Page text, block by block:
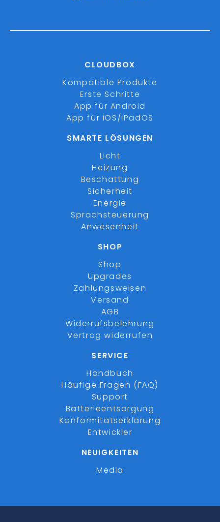
CLOUDBOX
Kompatible Produkte
Erste Schritte
App für Android
App für iOS/iPadOS
SMARTE LÖSUNGEN
Licht
Heizung
Beschattung
Sicherheit
Energie
Sprachsteuerung
Anwesenheit
SHOP
Shop
Upgrades
Zahlungsweisen
Versand
AGB
Widerrufsbelehrung
Vertrag widerrufen
SERVICE
Handbuch
Häufige Fragen (FAQ)
Support
Batterieentsorgung
Konformitätserklärung
Entwickler
NEUIGKEITEN
Media